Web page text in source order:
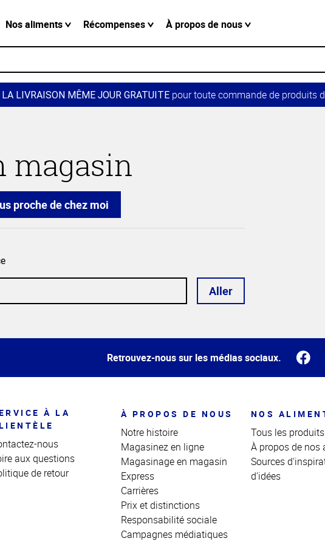
Nos aliments Récompenses À propos de nous
LA LIVRAISON MÊME JOUR GRATUITEpour toute commande de produits
magasin
proche de chez moi
Aller
Retrouvez-nous sur les médias sociaux.
À LA
nous
aux questions
de retour
À PROPOS DE NOUS
Notre histoire
Magasinez en ligne
Magasinage en magasin
Express
Carrières
Prix et distinctions
Responsabilité sociale
Campagnes médiatiques
NOS
Tous les produits
À propos de nos
Sources
d'idées